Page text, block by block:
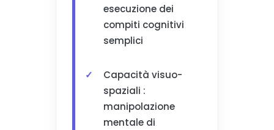
esecuzione dei
compiti cognitivi
semplici
Capacità visuo-
spaziali :
manipolazione
mentale di